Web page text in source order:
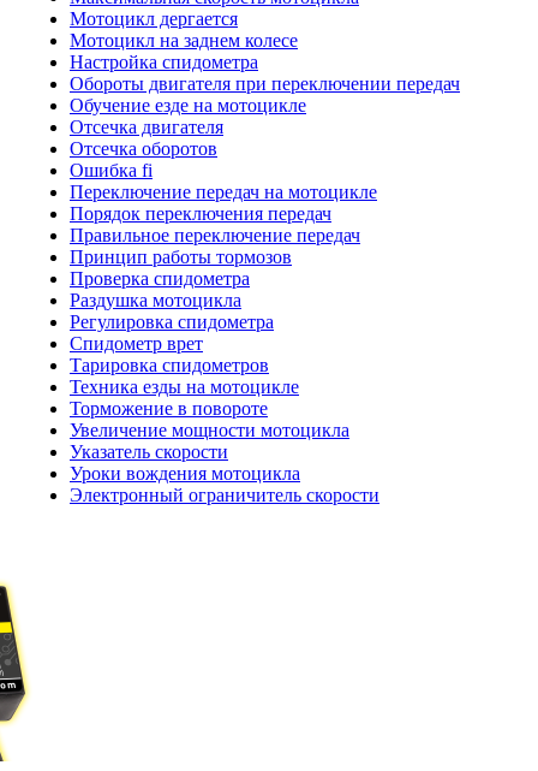
Мотоцикл дергается
Мотоцикл на заднем колесе
Настройка спидометра
Обороты двигателя при переключении передач
Обучение езде на мотоцикле
Отсечка двигателя
Отсечка оборотов
Ошибка fi
Переключение передач на мотоцикле
Порядок переключения передач
Правильное переключение передач
Принцип работы тормозов
Проверка спидометра
Раздушка мотоцикла
Регулировка спидометра
Спидометр врет
Тарировка спидометров
Техника езды на мотоцикле
Торможение в повороте
Увеличение мощности мотоцикла
Указатель скорости
Уроки вождения мотоцикла
Электронный ограничитель скорости